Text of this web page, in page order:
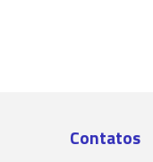
Contatos